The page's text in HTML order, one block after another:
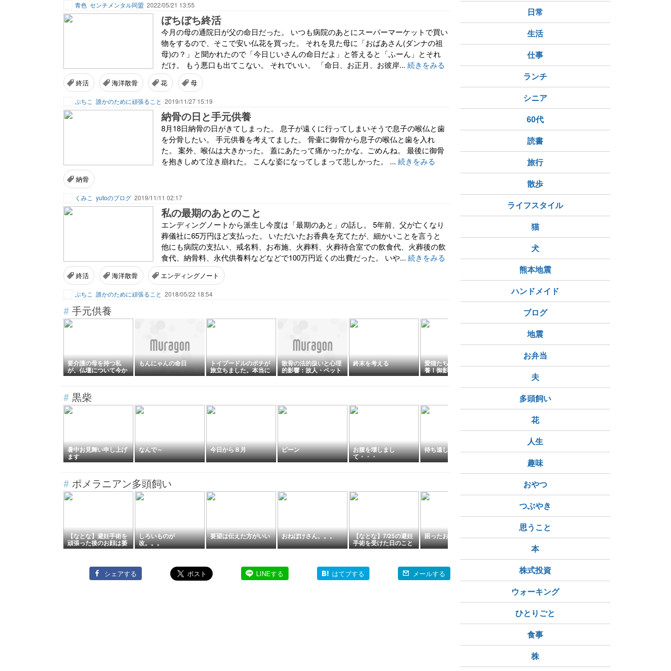
青色 センチメンタル同盟 2022/05/21 13:55
ぼちぼち終活
今月の母の通院日が父の命日だった。 いつも病院のあとにスーパーマーケットで買い
物をするので、そこで安い仏花を買った。 それを見た母に「おばあさん(ダンナの祖
母)の？」と聞かれたので「今日じいさんの命日だよ」と答えると「ふーん」とそれ
だけ。 もう悪口も出てこない。 それでいい。 「命日、お正月、お彼岸... 続きをみる
終活 海洋散骨 花 母
ぷちこ 誰かのために頑張ること 2019/11/27 15:19
納骨の日と手元供養
8月18日納骨の日がきてしまった。 息子が遠くに行ってしまいそうで息子の喉仏と歯
を分骨したい。 手元供養を考えてました。 骨壷に御骨から息子の喉仏と歯を入れ
た。 案外、喉仏は大きかった。 蓋にあたって痛かったかな。ごめんね。 最後に御骨
を抱きしめて泣き崩れた。 こんな姿になってしまって悲しかった。 ... 続きをみる
納骨
くみこ yutoのブログ 2019/11/11 02:17
私の最期のあとのこと
エンディングノートから派生し今度は「最期のあと」の話し。 5年前、父が亡くなり
葬儀社に65万円ほど支払った。 いただいたお香典を充てたが、細かいことを言うと
他にも病院の支払い、戒名料、お布施、火葬料、火葬待合室での飲食代、火葬後の飲
食代、納骨料、永代供養料などなどで100万円近くの出費だった。 いや... 続きをみる
終活 海洋散骨 エンディングノート
ぷちこ 誰かのために頑張ること 2018/05/22 18:54
# 手元供養
要介護の母を持つ私
が、仏壇について今か
ら考えている理由
もんにゃんの命日 トイプードルのポチが
旅立ちました。本当に
楽しい18年2ヶ月26日
散骨の法的扱いと心理
的影響：故人・ペット
の供養としての選択肢
終末を考える 愛猫たちを自宅で供
養！御影石使用の本格
ペット墓石「minibo」
日本における祖霊信仰
# 黒柴
暑中お見舞い申し上げ
ます
なんで～ 今日から８月 ピーン お腹を壊しまし
て・・・
待ち遠しい
# ポメラニアン多頭飼い
【なとな】避妊手術を
頑張った後のお顔は萎
れてました😓
しろいものが
改。。。
要望は伝えた方がいい おねぼけさん。。。 【なとな】7/25の避妊
手術を受けた日のこと
～🎶
困ったお婆さん 【なとな】趣味と日課
は「おやじ狩り」
中々パワフルガールな
ごっはぁ～ん。。。
シェアする LINEする はてブする メールする
日常
生活
仕事
ランチ
シニア
60代
読書
旅行
散歩
ライフスタイル
猫
犬
熊本地震
ハンドメイド
ブログ
地震
お弁当
夫
多頭飼い
花
人生
趣味
おやつ
つぶやき
思うこと
本
株式投資
ウォーキング
ひとりごと
食事
株